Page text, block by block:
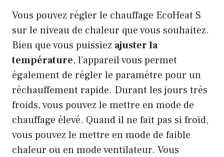
Vous pouvez régler le chauffage EcoHeat S
sur le niveau de chaleur que vous souhaitez.
Bien que vous puissiez ajuster la
température, l’appareil vous permet
également de régler le paramètre pour un
réchauffement rapide. Durant les jours très
froids, vous pouvez le mettre en mode de
chauffage élevé. Quand il ne fait pas si froid,
vous pouvez le mettre en mode de faible
chaleur ou en mode ventilateur. Vous